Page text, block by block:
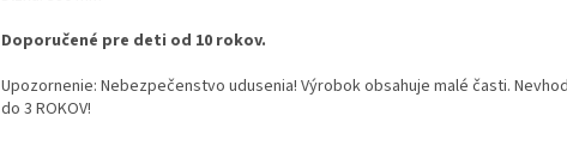
Doporučené pre deti od 10 rokov.
Upozornenie: Nebezpečenstvo udusenia! Výrobok obsahuje malé časti.
do 3 ROKOV!